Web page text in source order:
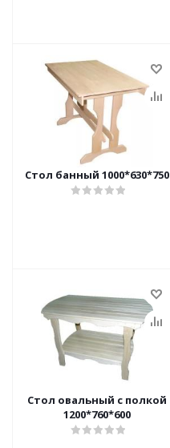
Стол банный 1000*630*750
Стол овальный с полкой
1200*760*600